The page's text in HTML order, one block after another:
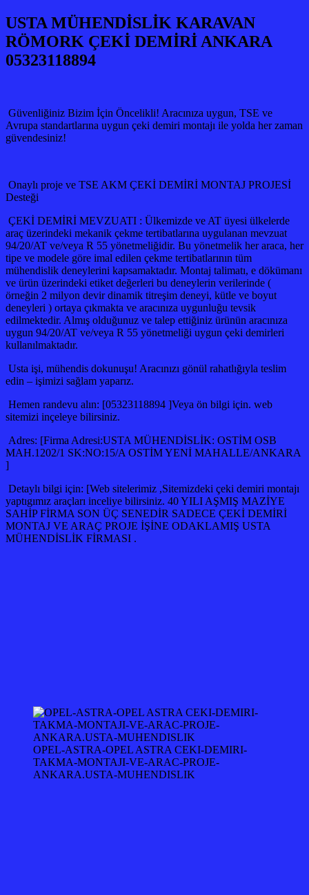
USTA MÜHENDİSLİK KARAVAN
RÖMORK ÇEKİ DEMİRİ ANKARA
05323118894
Güvenliğiniz Bizim İçin Öncelikli! Aracınıza uygun, TSE ve
Avrupa standartlarına uygun çeki demiri montajı ile yolda her zaman
güvendesiniz!
Onaylı proje ve TSE AKM ÇEKİ DEMİRİ MONTAJ PROJESİ
Desteği
ÇEKİ DEMİRİ MEVZUATI : Ülkemizde ve AT üyesi ülkelerde
araç üzerindeki mekanik çekme tertibatlarına uygulanan mevzuat
94/20/AT ve/veya R 55 yönetmeliğidir. Bu yönetmelik her araca, her
tipe ve modele göre imal edilen çekme tertibatlarının tüm
mühendislik deneylerini kapsamaktadır. Montaj talimatı, e dökümanı
ve ürün üzerindeki etiket değerleri bu deneylerin verilerinde (
örneğin 2 milyon devir dinamik titreşim deneyi, kütle ve boyut
deneyleri ) ortaya çıkmakta ve aracınıza uygunluğu tevsik
edilmektedir. Almış olduğunuz ve talep ettiğiniz ürünün aracınıza
uygun 94/20/AT ve/veya R 55 yönetmeliği uygun çeki demirleri
kullanılmaktadır.
Usta işi, mühendis dokunuşu! Aracınızı gönül rahatlığıyla teslim
edin – işimizi sağlam yaparız.
Hemen randevu alın: [05323118894 ]Veya ön bilgi için. web
sitemizi inçeleye bilirsiniz.
Adres: [Firma Adresi:USTA MÜHENDİSLİK: OSTİM OSB
MAH.1202/1 SK:NO:15/A OSTİM YENİ MAHALLE/ANKARA
]
Detaylı bilgi için: [Web sitelerimiz ,Sitemizdeki çeki demiri montajı
yaptıgımız araçları inceliye bilirsiniz. 40 YILI AŞMIŞ MAZİYE
SAHİP FİRMA SON ÜÇ SENEDİR SADECE ÇEKİ DEMİRİ
MONTAJ VE ARAÇ PROJE İŞİNE ODAKLAMIŞ USTA
MÜHENDİSLİK FİRMASI .
OPEL-ASTRA-OPEL ASTRA CEKI-DEMIRI-
TAKMA-MONTAJI-VE-ARAC-PROJE-
ANKARA.USTA-MUHENDISLIK